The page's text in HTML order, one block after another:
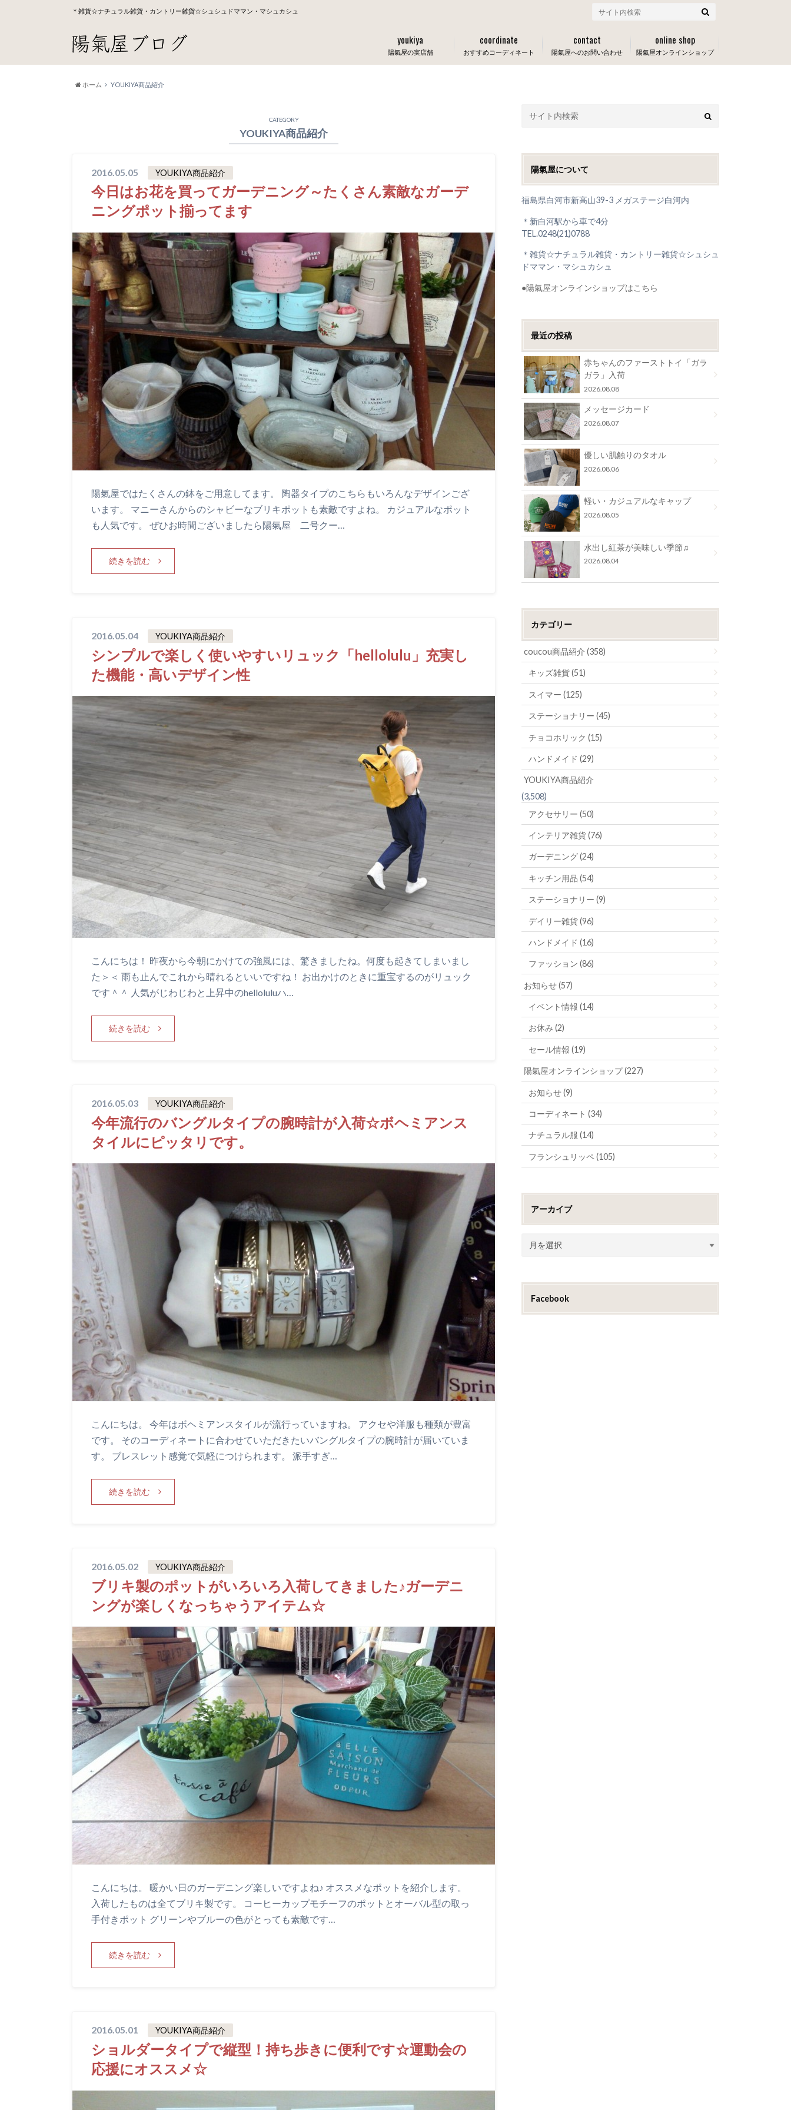
＊雑貨☆ナチュラル雑貨・カントリー雑貨☆シュシュドママン・マシュカシュ
陽氣屋の実店舗
youkiya
おすすめコーディネート
coordinate
陽氣屋へのお問い合わせ
contact
陽氣屋オンラインショップ
online shop
ホーム YOUKIYA商品紹介
CATEGORY
YOUKIYA商品紹介
2016.05.05 YOUKIYA商品紹介
今日はお花を買ってガーデニング～たくさん素敵なガーデ
ニングポット揃ってます
陽氣屋ではたくさんの鉢をご用意してます。 陶器タイプのこちらもいろんなデザインござ
います。 マニーさんからのシャビーなブリキポットも素敵ですよね。 カジュアルなポット
も人気です。 ぜひお時間ございましたら陽氣屋 二号クー…
続きを読む
2016.05.04 YOUKIYA商品紹介
シンプルで楽しく使いやすいリュック「hellolulu」充実し
た機能・高いデザイン性
こんにちは！ 昨夜から今朝にかけての強風には、驚きましたね。何度も起きてしまいまし
た＞＜ 雨も止んでこれから晴れるといいですね！ お出かけのときに重宝するのがリュック
です＾＾ 人気がじわじわと上昇中のhelloluluハ…
続きを読む
2016.05.03 YOUKIYA商品紹介
今年流行のバングルタイプの腕時計が入荷☆ボヘミアンス
タイルにピッタリです。
こんにちは。 今年はボヘミアンスタイルが流行っていますね。 アクセや洋服も種類が豊富
です。 そのコーディネートに合わせていただきたいバングルタイプの腕時計が届いていま
す。 ブレスレット感覚で気軽につけられます。 派手すぎ…
続きを読む
2016.05.02 YOUKIYA商品紹介
ブリキ製のポットがいろいろ入荷してきました♪ガーデニ
ングが楽しくなっちゃうアイテム☆
こんにちは。 暖かい日のガーデニング楽しいですよね♪ オススメなポットを紹介します。
入荷したものは全てブリキ製です。 コーヒーカップモチーフのポットとオーバル型の取っ
手付きポット グリーンやブルーの色がとっても素敵です…
続きを読む
2016.05.01 YOUKIYA商品紹介
ショルダータイプで縦型！持ち歩きに便利です☆運動会の
応援にオススメ☆
陽氣屋について
福島県白河市新高山39-3 メガステージ白河内
＊新白河駅から車で4分
TEL.0248(21)0788
＊雑貨☆ナチュラル雑貨・カントリー雑貨☆シュシュ
ドママン・マシュカシュ
●陽氣屋オンラインショップはこちら
最近の投稿
赤ちゃんのファーストトイ「ガラ
ガラ」入荷
2026.08.08
メッセージカード
2026.08.07
優しい肌触りのタオル
2026.08.06
軽い・カジュアルなキャップ
2026.08.05
水出し紅茶が美味しい季節♫
2026.08.04
カテゴリー
coucou商品紹介 (358)
キッズ雑貨 (51)
スイマー (125)
ステーショナリー (45)
チョコホリック (15)
ハンドメイド (29)
YOUKIYA商品紹介
(3,508)
アクセサリー (50)
インテリア雑貨 (76)
ガーデニング (24)
キッチン用品 (54)
ステーショナリー (9)
デイリー雑貨 (96)
ハンドメイド (16)
ファッション (86)
お知らせ (57)
イベント情報 (14)
お休み (2)
セール情報 (19)
陽氣屋オンラインショップ (227)
お知らせ (9)
コーディネート (34)
ナチュラル服 (14)
フランシュリッペ (105)
アーカイブ
Facebook